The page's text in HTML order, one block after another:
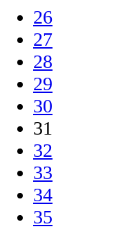
26
27
28
29
30
31
32
33
34
35